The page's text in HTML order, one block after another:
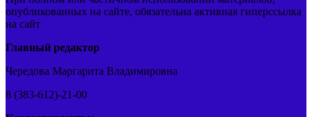
опубликованных на сайте, обязательна активная гиперссылка
на сайт
Главный редактор
Чередова Маргарита Владимировна
8 (383-612)-21-00